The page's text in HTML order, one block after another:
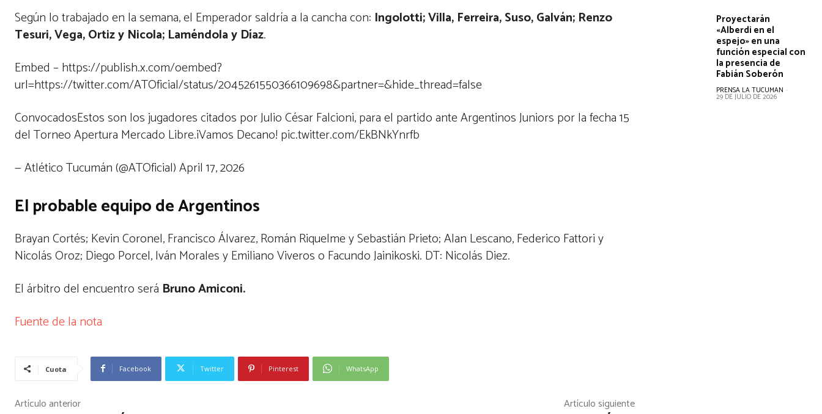
Según lo trabajado en la semana, el Emperador saldría a la cancha con: Ingolotti; Villa, Ferreira, Suso, Galván; Renzo
Tesuri, Vega, Ortiz y Nicola; Laméndola y Díaz.
Embed – https://publish.x.com/oembed?
url=https://twitter.com/ATOficial/status/2045261550366109698&partner=&hide_thread=false
ConvocadosEstos son los jugadores citados por Julio César Falcioni, para el partido ante Argentinos Juniors por la fecha 15
del Torneo Apertura Mercado Libre.¡Vamos Decano! pic.twitter.com/EkBNkYnrfb
— Atlético Tucumán (@ATOficial) April 17, 2026
El probable equipo de Argentinos
Brayan Cortés; Kevin Coronel, Francisco Álvarez, Román Riquelme y Sebastián Prieto; Alan Lescano, Federico Fattori y
Nicolás Oroz; Diego Porcel, Iván Morales y Emiliano Viveros o Facundo Jainikoski. DT: Nicolás Diez.
El árbitro del encuentro será Bruno Amiconi.
Fuente de la nota
Cuota Facebook Twitter Pinterest WhatsApp
Artículo anterior Artículo siguiente
Proyectarán
«Alberdi en el
espejo» en una
función especial con
la presencia de
Fabián Soberón
PRENSA LA TUCUMAN -
29 DE JULIO DE 2026